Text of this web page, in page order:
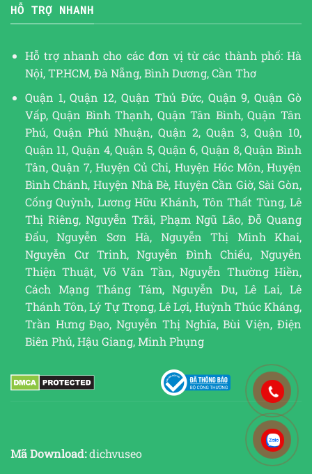
HỖ TRỢ NHANH
Hỗ trợ nhanh cho các đơn vị từ các thành phố: Hà
Nội, TP.HCM, Đà Nẵng, Bình Dương, Cần Thơ
Quận 1, Quận 12, Quận Thủ Đức, Quận 9, Quận Gò
Vấp, Quận Bình Thạnh, Quận Tân Bình, Quận Tân
Phú, Quận Phú Nhuận, Quận 2, Quận 3, Quận 10,
Quận 11, Quận 4, Quận 5, Quận 6, Quận 8, Quận Bình
Tân, Quận 7, Huyện Củ Chi, Huyện Hóc Môn, Huyện
Bình Chánh, Huyện Nhà Bè, Huyện Cần Giờ, Sài Gòn,
Cống Quỳnh, Lương Hữu Khánh, Tôn Thất Tùng, Lê
Thị Riêng, Nguyễn Trãi, Phạm Ngũ Lão, Đỗ Quang
Đẩu, Nguyễn Sơn Hà, Nguyễn Thị Minh Khai,
Nguyễn Cư Trinh, Nguyễn Đình Chiểu, Nguyễn
Thiện Thuật, Võ Văn Tần, Nguyễn Thường Hiền,
Cách Mạng Tháng Tám, Nguyễn Du, Lê Lai, Lê
Thánh Tôn, Lý Tự Trọng, Lê Lợi, Huỳnh Thúc Kháng,
Trần Hưng Đạo, Nguyễn Thị Nghĩa, Bùi Viện, Điện
Biên Phủ, Hậu Giang, Minh Phụng
Mã Download:dichvuseo